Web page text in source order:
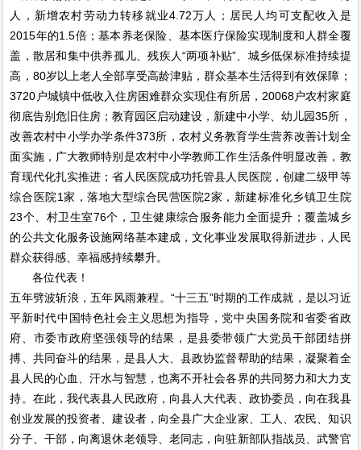
人，新增农村劳动力转移就业4.72万人；居民人均可支配收入是
2015年的1.5倍；基本养老保险、基本医疗保险实现制度和人群全覆
盖，散居和集中供养孤儿、残疾人“两项补贴”、城乡低保标准持续提
高，80岁以上老人全部享受高龄津贴，群众基本生活得到有效保障；
3720户城镇中低收入住房困难群众实现住有所居，20068户农村家庭
彻底告别危旧住房；教育园区启动建设，新建中小学、幼儿园35所，
改善农村中小学办学条件373所，农村义务教育学生营养改善计划全
面实施，广大教师特别是农村中小学教师工作生活条件明显改善，教
育现代化扎实推进；省人民医院成功托管县人民医院，创建二级甲等
综合医院1家，落地大型综合民营医院2家，新建标准化乡镇卫生院
23个、村卫生室76个，卫生健康综合服务能力全面提升；覆盖城乡
的公共文化服务设施网络基本建成，文化事业发展取得新进步，人民
群众获得感、幸福感持续攀升。
各位代表！
五年劈波斩浪，五年风雨兼程。“十三五”时期的工作成就，是以习近
平新时代中国特色社会主义思想为指导，党中央国务院和省委省政
府、市委市政府坚强领导的结果，是县委带领广大党员干部团结拼
搏、共同奋斗的结果，是县人大、县政协监督帮助的结果，凝聚着全
县人民的心血、汗水与智慧，也离不开社会各界的共同努力和大力支
持。在此，我代表县人民政府，向县人大代表、政协委员，向在我县
创业发展的投资者、建设者，向全县广大企业家、工人、农民、知识
分子、干部，向离退休老领导、老同志，向驻新部队指战员、武警官